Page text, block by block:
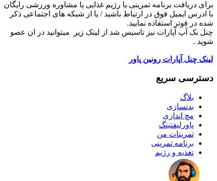
برای دریافت برنامه تمرینی یا رژیم غذایی یا مشاوره ورزشی رایگان
با ادرس ایمیل فوق در ارتباط باشید / یا از شبکه های اجتماعی ذکر
شده در فوتر استفاده نمایید.
چنل بک آپ آپارات نیز تاسیس شد از لینک زیر میتوانید در ان عصو
شوید .
لینک چنل آپارات رونین پاور
دسترسی سریع
بلاگ
بدنسازی
مچ اندازی
پاورلیفتینگ
تمرینات من
برنامه تمرینی
تغذیه و رژیم